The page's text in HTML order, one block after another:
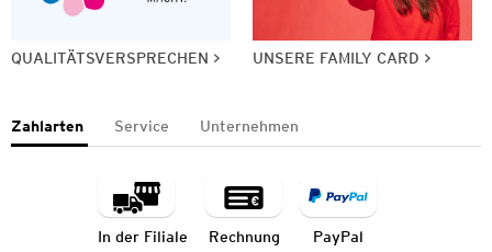
QUALITÄTSVERSPRECHEN UNSERE FAMILY CARD
Zahlarten Service Unternehmen
In der Filiale Rechnung PayPal